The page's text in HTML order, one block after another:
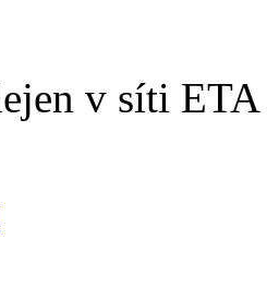
v síti ETA